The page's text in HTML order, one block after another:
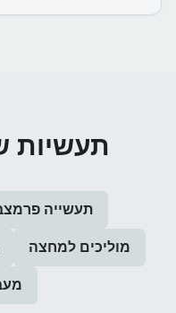
תעשיות
תעשייה
מוליכים למחצה